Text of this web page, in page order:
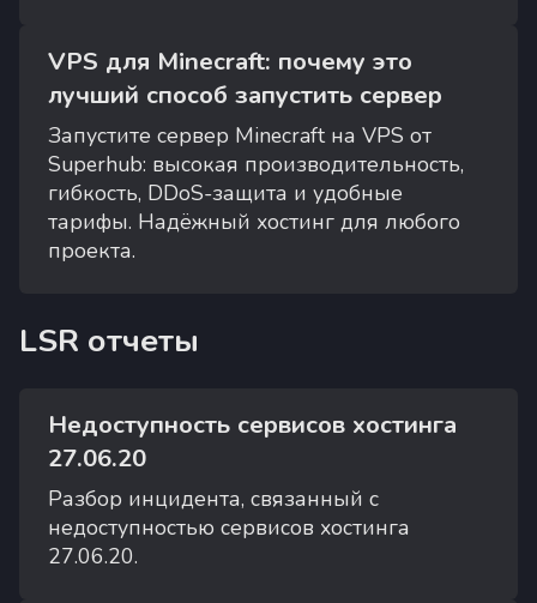
VPS для Minecraft: почему это
лучший способ запустить сервер
Запустите сервер Minecraft на VPS от
Superhub: высокая производительность,
гибкость, DDoS-защита и удобные
тарифы. Надёжный хостинг для любого
проекта.
LSR отчеты
Недоступность сервисов хостинга
27.06.20
Разбор инцидента, связанный с
недоступностью сервисов хостинга
27.06.20.